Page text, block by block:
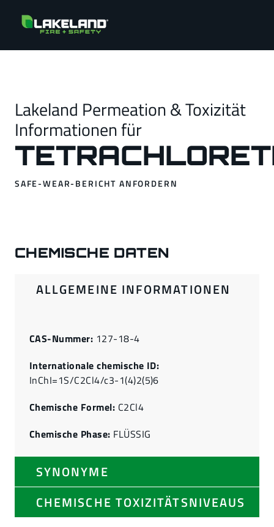
Lakeland Permeation & Toxizität
Informationen für
SAFE-WEAR-BERICHT ANFORDERN
CHEMISCHE DATEN
ALLGEMEINE INFORMATIONEN
SYNONYME
CHEMISCHE TOXIZITÄTSNIVEAUS
CAS-Nummer: 127-18-4
Internationale chemische ID:
InChI=1S/C2Cl4/c3-1(4)2(5)6
Chemische Formel: C2Cl4
Chemische Phase: FLÜSSIG